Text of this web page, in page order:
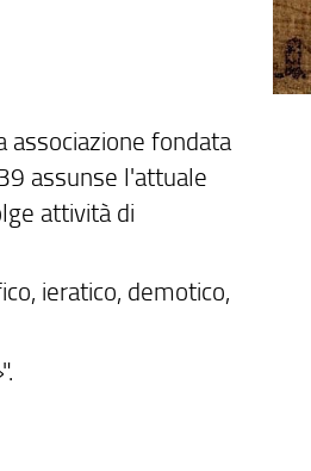
associazione fondata
assunse l'attuale
attività di
ieratico, demotico,